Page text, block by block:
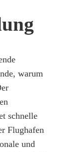
warum
schnelle
Flughafen
und